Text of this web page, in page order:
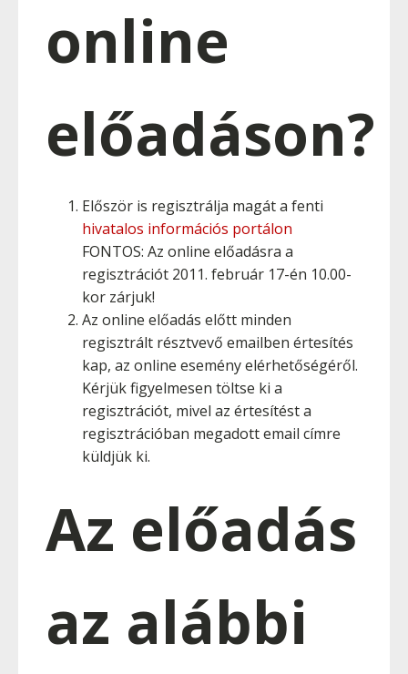
online
előadáson?
Először is regisztrálja magát a fenti
hivatalos információs portálon
FONTOS: Az online előadásra a
regisztrációt 2011. február 17-én 10.00-
kor zárjuk!
Az online előadás előtt minden
regisztrált résztvevő emailben értesítés
kap, az online esemény elérhetőségéről.
Kérjük figyelmesen töltse ki a
regisztrációt, mivel az értesítést a
regisztrációban megadott email címre
küldjük ki.
Az előadás
az alábbi